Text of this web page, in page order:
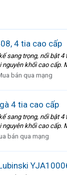
4 tia cao cấp
sang trọng, nổi
khối cao cấp.
bán qua mạng
4 tia cao cấp
sang trọng, nổi
khối cao cấp.
bán qua mạng